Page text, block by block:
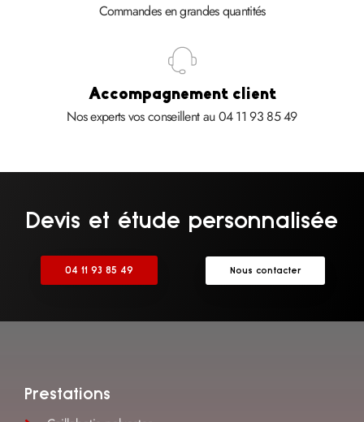
Commandes en grandes quantités
Accompagnement client
Nos experts vos conseillent au 04 11 93 85 49
Devis et étude personnalisée
04 11 93 85 49 Nous contacter
Prestations